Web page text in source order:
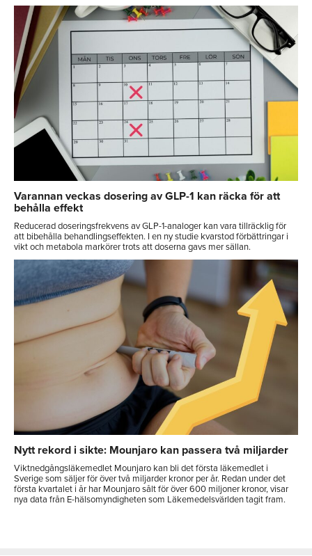
Varannan veckas dosering av GLP-1 kan räcka för att
behålla effekt
Reducerad doseringsfrekvens av GLP-1-analoger kan vara tillräcklig för
att bibehålla behandlingseffekten. I en ny studie kvarstod förbättringar i
vikt och metabola markörer trots att doserna gavs mer sällan.
Nytt rekord i sikte: Mounjaro kan passera två miljarder
Viktnedgångsläkemedlet Mounjaro kan bli det första läkemedlet i
Sverige som säljer för över två miljarder kronor per år. Redan under det
första kvartalet i år har Mounjaro sålt för över 600 miljoner kronor, visar
nya data från E-hälsomyndigheten som Läkemedelsvärlden tagit fram.